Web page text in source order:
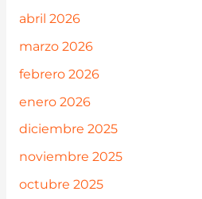
abril 2026
marzo 2026
febrero 2026
enero 2026
diciembre 2025
noviembre 2025
octubre 2025